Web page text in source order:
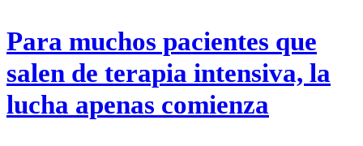
Para muchos pacientes que
salen de terapia intensiva, la
lucha apenas comienza